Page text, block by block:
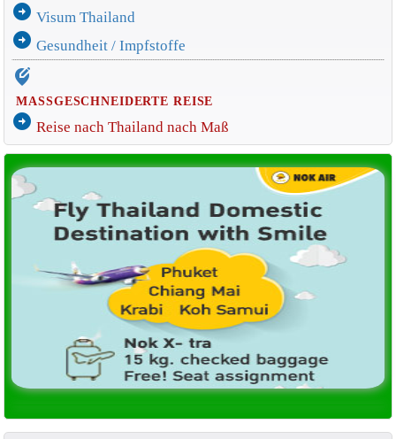
arrow_circle_right Visum Thailand
arrow_circle_right Gesundheit / Impfstoffe
edit_location_alt
MASSGESCHNEIDERTE REISE
arrow_circle_right Reise nach Thailand nach Maß